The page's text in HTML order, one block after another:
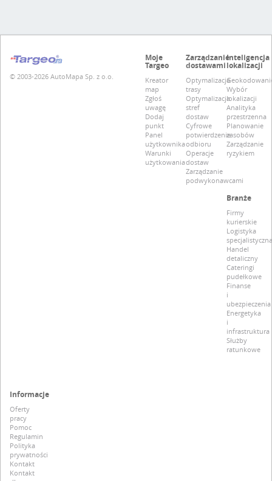
© 2003-2026 AutoMapa Sp. z o.o.
Moje
Targeo
Kreator
map
Zgłoś
uwagę
Dodaj
punkt
Panel
użytkownika
Warunki
użytkowania
Zarządzanie
dostawami
Optymalizacja
trasy
Optymalizacja
stref
dostaw
Cyfrowe
potwierdzenie
odbioru
Operacje
dostaw
Zarządzanie
podwykonawcami
Inteligencja
lokalizacji
Wybór
lokalizacji
Analityka
przestrzenna
Planowanie
zasobów
Zarządzanie
ryzykiem
Branże
Firmy
kurierskie
Logistyka
specjalistyczna
Handel
detaliczny
Cateringi
pudełkowe
Finanse
i
ubezpieczenia
Energetyka
i
infrastruktura
Służby
ratunkowe
Informacje
Oferty
pracy
Pomoc
Regulamin
Polityka
prywatności
Kontakt
Kontakt